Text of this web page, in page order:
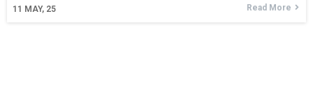
11 MAY, 25 Read More